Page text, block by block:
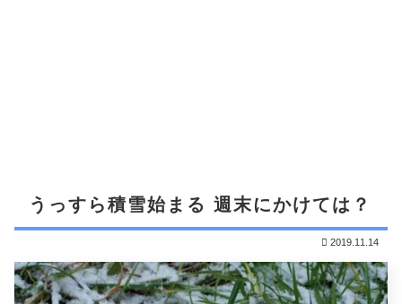
うっすら積雪始まる 週末にかけては？
2019.11.14